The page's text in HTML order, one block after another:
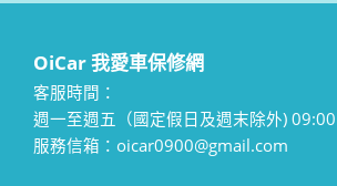
OiCar 我愛車保修網
客服時間：
週一至週五（國定假日及週末除外)
服務信箱：oicar0900@gmail.com